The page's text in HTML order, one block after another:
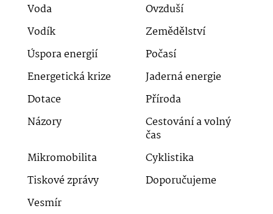
Voda
Ovzduší
Vodík
Zemědělství
Úspora energií
Počasí
Energetická krize
Jaderná energie
Dotace
Příroda
Názory
Cestování a volný
čas
Mikromobilita
Cyklistika
Tiskové zprávy
Doporučujeme
Vesmír